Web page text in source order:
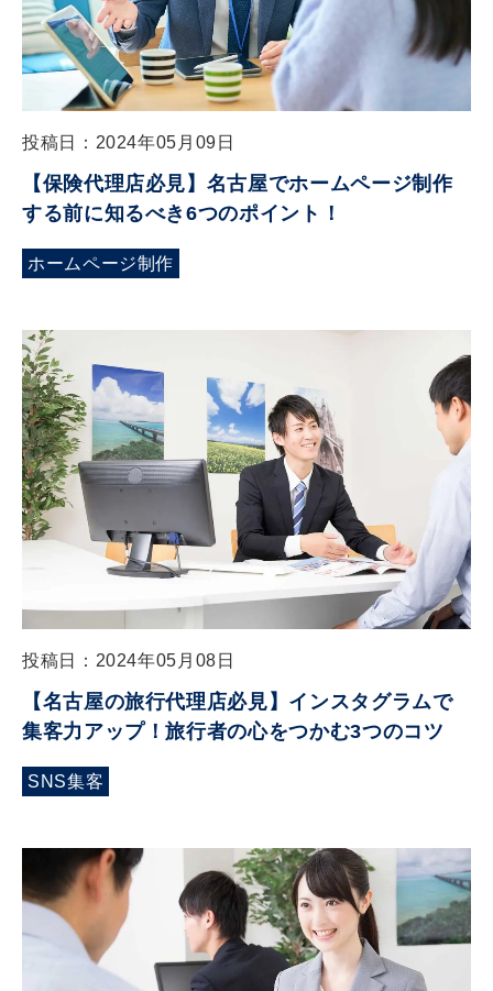
投稿日：2024年05月09日
【保険代理店必見】名古屋でホームページ制作
する前に知るべき6つのポイント！
ホームページ制作
投稿日：2024年05月08日
【名古屋の旅行代理店必見】インスタグラムで
集客力アップ！旅行者の心をつかむ3つのコツ
SNS集客